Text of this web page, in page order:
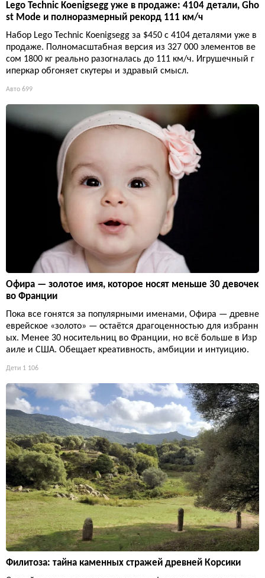
Lego Technic Koenigsegg уже в продаже: 4104 детали, Gho
st Mode и полноразмерный рекорд 111 км/ч
Набор Lego Technic Koenigsegg за $450 с 4104 деталями уже в
продаже. Полномасштабная версия из 327 000 элементов ве
сом 1800 кг реально разогналась до 111 км/ч. Игрушечный г
иперкар обгоняет скутеры и здравый смысл.
Авто 699
Офира — золотое имя, которое носят меньше 30 девочек
во Франции
Пока все гонятся за популярными именами, Офира — древне
еврейское «золото» — остаётся драгоценностью для избранн
ых. Менее 30 носительниц во Франции, но всё больше в Изр
аиле и США. Обещает креативность, амбиции и интуицию.
Дети 1 106
Филитоза: тайна каменных стражей древней Корсики